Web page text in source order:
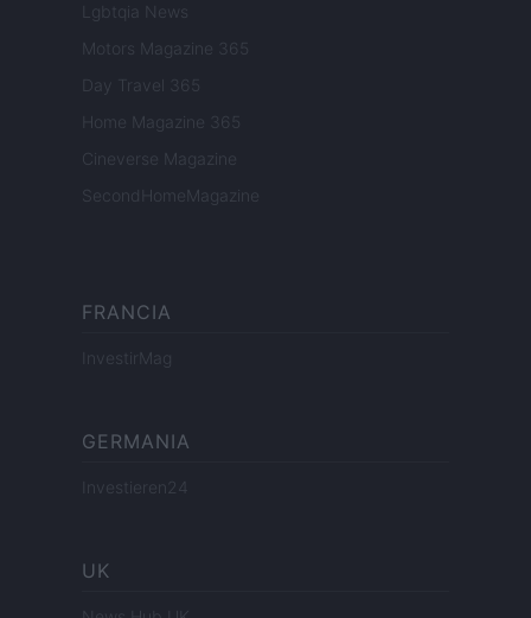
Lgbtqia News
Motors Magazine 365
Day Travel 365
Home Magazine 365
Cineverse Magazine
SecondHomeMagazine
FRANCIA
InvestirMag
GERMANIA
Investieren24
UK